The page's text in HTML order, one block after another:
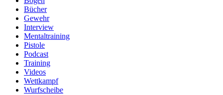
Bücher
Gewehr
Interview
Mentaltraining
Pistole
Podcast
Training
Videos
Wettkampf
Wurfscheibe